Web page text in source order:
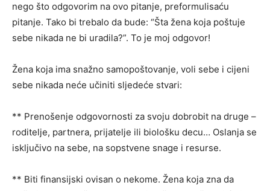
nego što odgovorim na ovo pitanje, preformulisaću
pitanje. Tako bi trebalo da bude: “Šta žena koja poštuje
sebe nikada ne bi uradila?”. To je moj odgovor!
Žena koja ima snažno samopoštovanje, voli sebe i cijeni
sebe nikada neće učiniti sljedeće stvari:
** Prenošenje odgovornosti za svoju dobrobit na druge –
roditelje, partnera, prijatelje ili biološku decu… Oslanja se
isključivo na sebe, na sopstvene snage i resurse.
** Biti finansijski ovisan o nekome. Žena koja zna da